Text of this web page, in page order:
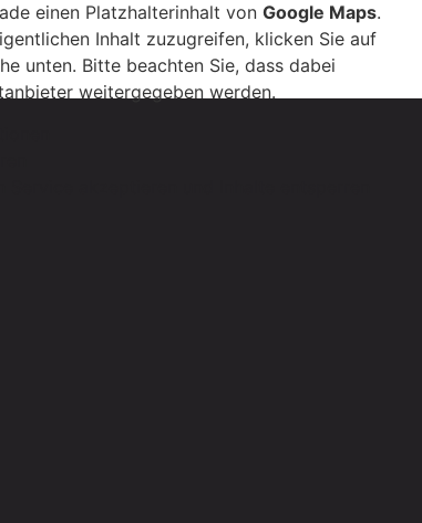
einen Platzhalterinhalt von Google Maps.
Inhalt zuzugreifen, klicken Sie auf
unten. Bitte beachten Sie, dass dabei
weitergegeben werden.